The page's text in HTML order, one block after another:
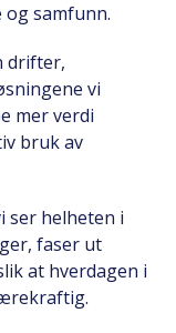
samfunn.
drifter,
vi
mer verdi
bruk av
ser helheten i
faser ut
at hverdagen i